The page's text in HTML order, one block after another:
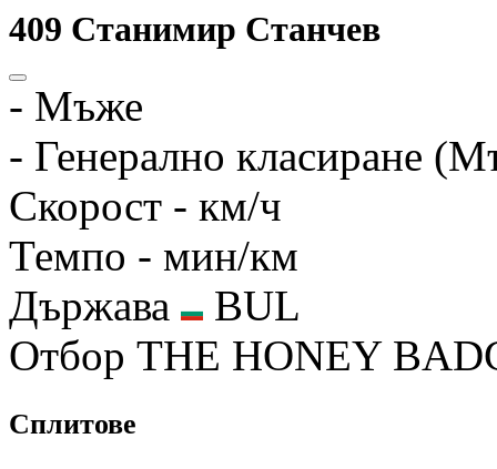
409 Станимир Станчев
- Мъже
- Генерално класиране
Скорост - км/ч
Темпо - мин/км
Държава
BUL
Отбор THE HONEY
Сплитове